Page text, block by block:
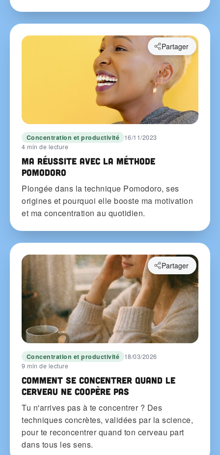
Concentration et productivité 16/11/2023
4 min de lecture
Ma réussite avec la méthode
Pomodoro
Plongée dans la technique Pomodoro, ses
origines et pourquoi elle booste ma motivation
et ma concentration au quotidien.
Partager
Concentration et productivité 18/03/2026
9 min de lecture
Comment se concentrer quand le
cerveau ne coopère pas
Tu n'arrives pas à te concentrer ? Des
techniques concrètes, validées par la science,
pour te reconcentrer quand ton cerveau part
dans tous les sens.
Partager